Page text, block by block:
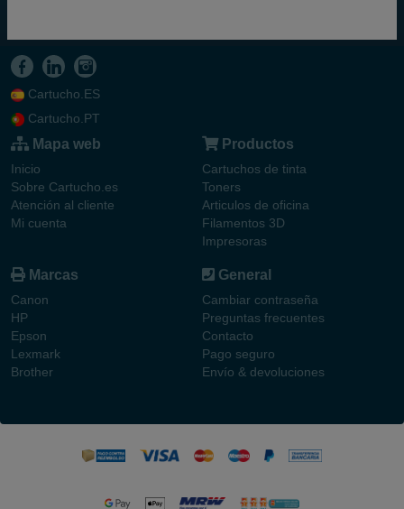
Cartucho.ES
Cartucho.PT
Mapa web
Inicio
Sobre Cartucho.es
Atención al cliente
Mi cuenta
Productos
Cartuchos de tinta
Toners
Articulos de oficina
Filamentos 3D
Impresoras
Marcas
Canon
HP
Epson
Lexmark
Brother
General
Cambiar contraseña
Preguntas frecuentes
Contacto
Pago seguro
Envío & devoluciones